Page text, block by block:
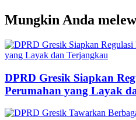
Mungkin Anda
DPRD Gresik Siapkan
Perumahan yang Layak